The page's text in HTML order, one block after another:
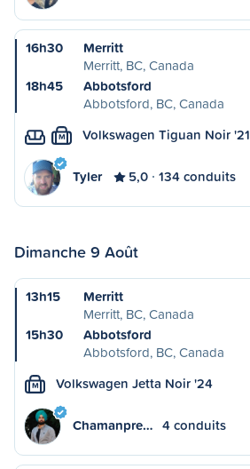
16h30
Merritt
Merritt, BC, Canada
18h45
Abbotsford
Abbotsford, BC, Canada
M Volkswagen Tiguan Noir '21
Tyler 5,0 134 conduits
Dimanche 9 Août
13h15
Merritt
Merritt, BC, Canada
15h30
Abbotsford
Abbotsford, BC, Canada
M Volkswagen Jetta Noir '24
Chamanpre… 4 conduits